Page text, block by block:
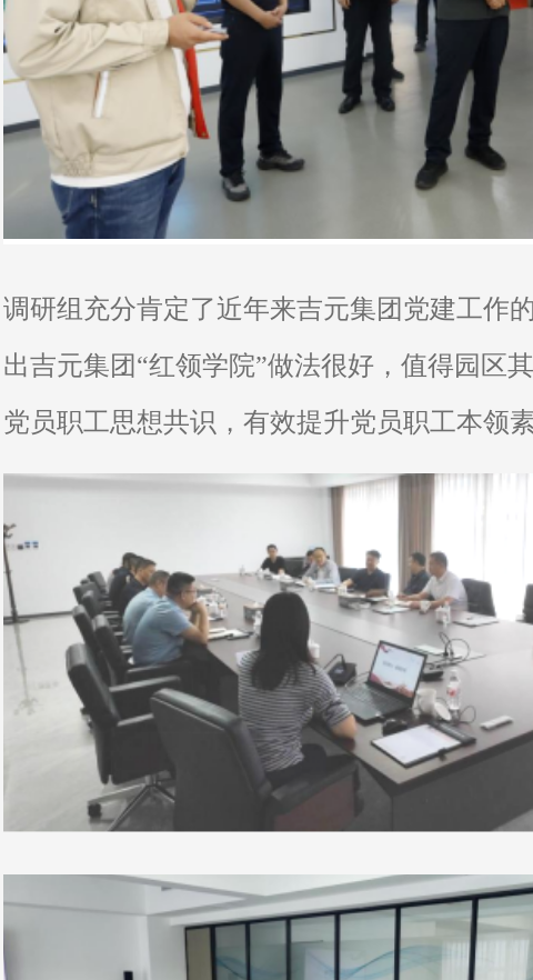
调研组充分肯定了近年来吉元集团党建工作
出吉元集团“红领学院”做法很好，值得园区
党员职工思想共识，有效提升党员职工本领素